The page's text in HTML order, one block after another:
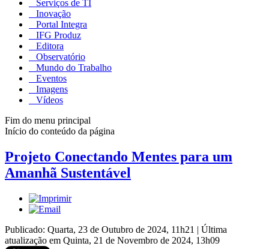
Serviços de TI
Inovação
Portal Integra
IFG Produz
Editora
Observatório
Mundo do Trabalho
Eventos
Imagens
Vídeos
Fim do menu principal
Início do conteúdo da página
Projeto Conectando Mentes para um
Amanhã Sustentável
Publicado: Quarta, 23 de Outubro de 2024, 11h21 | Última
atualização em Quinta, 21 de Novembro de 2024, 13h09